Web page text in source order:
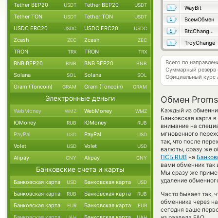
WayBit
ВсемОбмен
BtcChange24
TroyChange
Всего по
Суммарный резерв
Официальный курс
Обмен
Каждый из
Банковская карта
внимание на
мгновенного
так, что после
валюты, сразу же
ПСБ RUB на
вами обменник так
Мы сразу же
удаление
Часто бывает так,
обменника через
сегодня ваше
Tether BEP20 USDT Tether BEP20 USDT
Tether TON USDT Tether TON USDT
USDC ERC20 USDC USDC ERC20 USDC
Zcash ZEC Zcash ZEC
TRON TRX TRON TRX
BNB BEP20 BNB BNB BEP20 BNB
Solana SOL Solana SOL
Gram (Toncoin) GRAM Gram (Toncoin) GRAM
Электронные деньги
WebMoney WMZ WebMoney WMZ
ЮMoney RUB ЮMoney RUB
PayPal USD PayPal USD
Volet USD Volet USD
Alipay CNY Alipay CNY
Банковские счета и карты
Банковская карта USD Банковская карта USD
Банковская карта RUB Банковская карта RUB
Банковская карта EUR Банковская карта EUR